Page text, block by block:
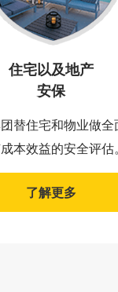
住宅以及地产
安保
替住宅和物业做全
本效益的安全评估
了解更多